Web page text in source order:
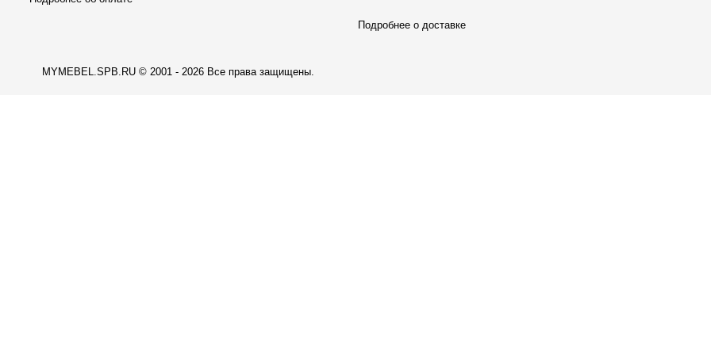
Подробнее о доставке
MYMEBEL.SPB.RU © 2001 - 2026 Все права защищены.